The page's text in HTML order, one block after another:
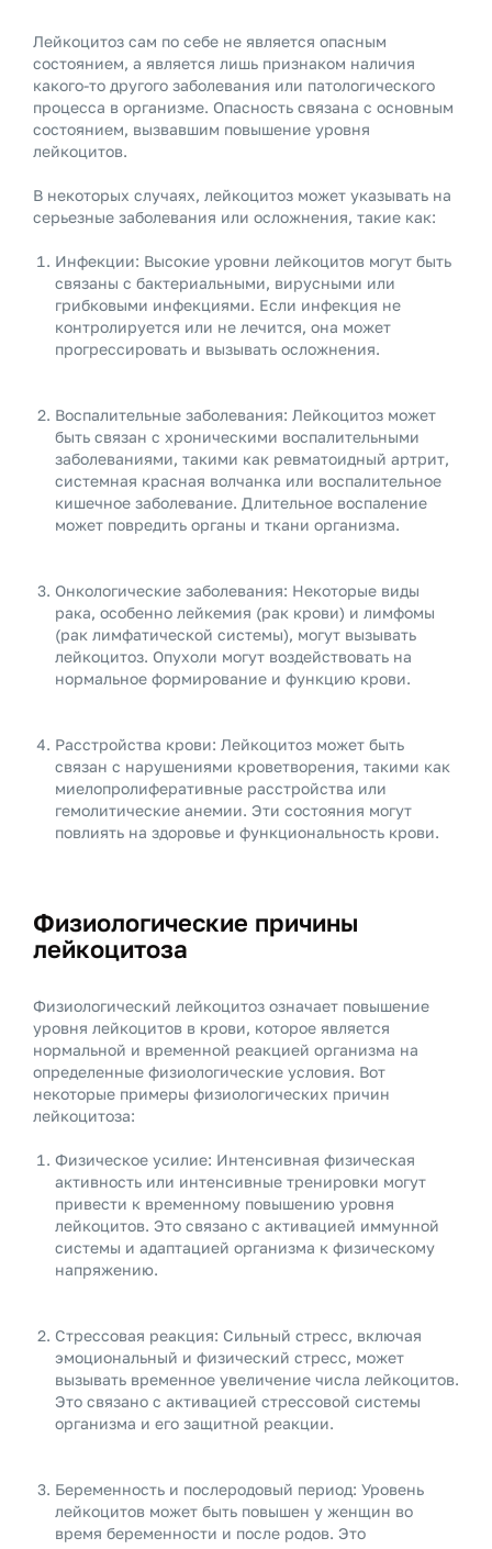
Лейкоцитоз сам по себе не является опасным
состоянием, а является лишь признаком наличия
какого-то другого заболевания или патологического
процесса в организме. Опасность связана с основным
состоянием, вызвавшим повышение уровня
лейкоцитов.
В некоторых случаях, лейкоцитоз может указывать на
серьезные заболевания или осложнения, такие как:
Инфекции: Высокие уровни лейкоцитов могут быть
связаны с бактериальными, вирусными или
грибковыми инфекциями. Если инфекция не
контролируется или не лечится, она может
прогрессировать и вызывать осложнения.
Воспалительные заболевания: Лейкоцитоз может
быть связан с хроническими воспалительными
заболеваниями, такими как ревматоидный артрит,
системная красная волчанка или воспалительное
кишечное заболевание. Длительное воспаление
может повредить органы и ткани организма.
Онкологические заболевания: Некоторые виды
рака, особенно лейкемия (рак крови) и лимфомы
(рак лимфатической системы), могут вызывать
лейкоцитоз. Опухоли могут воздействовать на
нормальное формирование и функцию крови.
Расстройства крови: Лейкоцитоз может быть
связан с нарушениями кроветворения, такими как
миелопролиферативные расстройства или
гемолитические анемии. Эти состояния могут
повлиять на здоровье и функциональность крови.
Физиологические причины
лейкоцитоза
Физиологический лейкоцитоз означает повышение
уровня лейкоцитов в крови, которое является
нормальной и временной реакцией организма на
определенные физиологические условия. Вот
некоторые примеры физиологических причин
лейкоцитоза:
Физическое усилие: Интенсивная физическая
активность или интенсивные тренировки могут
привести к временному повышению уровня
лейкоцитов. Это связано с активацией иммунной
системы и адаптацией организма к физическому
напряжению.
Стрессовая реакция: Сильный стресс, включая
эмоциональный и физический стресс, может
вызывать временное увеличение числа лейкоцитов.
Это связано с активацией стрессовой системы
организма и его защитной реакции.
Беременность и послеродовый период: Уровень
лейкоцитов может быть повышен у женщин во
время беременности и после родов. Это